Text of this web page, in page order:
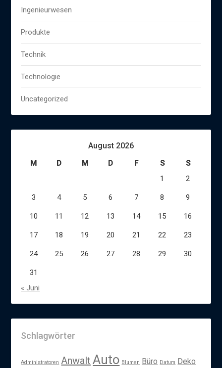
Ingenieurwesen
Produkte
Technik
Technologie
Uncategorized
August 2026
M D M D F S
S
1
2
3 4 5 6 7 8 9
10 11 12 13 14 15 16
17 18 19 20 21 22 23
24 25 26 27 28 29 30
31
« Juni
Schlagwörter
Administratoren Anwalt Auto Blumen Büro Datum
Deko